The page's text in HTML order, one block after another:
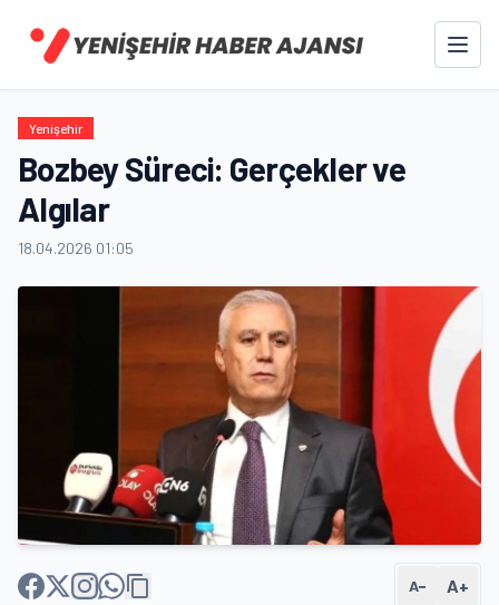
Yenişehir
Bozbey Süreci: Gerçekler ve
Algılar
18.04.2026 01:05
A− A+